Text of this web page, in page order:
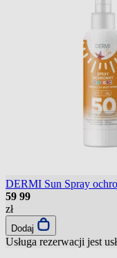
DERMI Sun Spray
59 99
zł
Dodaj
Usługa rezerwacji jest